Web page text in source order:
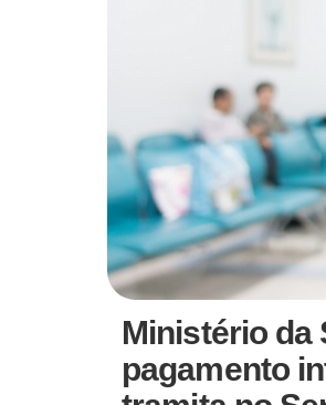
Ministério da
pagamento